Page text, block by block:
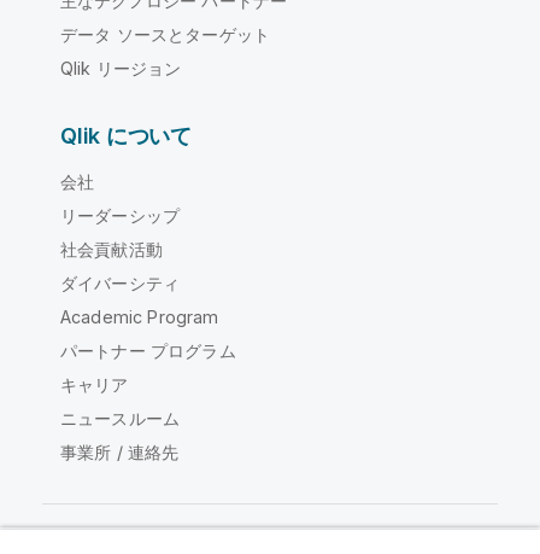
データ ソースとターゲット
Qlik リージョン
Qlik について
会社
リーダーシップ
社会貢献活動
ダイバーシティ
Academic Program
パートナー プログラム
キャリア
ニュースルーム
事業所 / 連絡先